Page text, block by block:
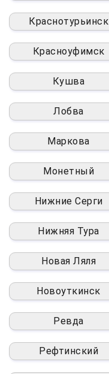
Краснотурьинск
Красноуфимск
Кушва
Лобва
Маркова
Монетный
Нижние Серги
Нижняя Тура
Новая Ляля
Новоуткинск
Ревда
Рефтинский